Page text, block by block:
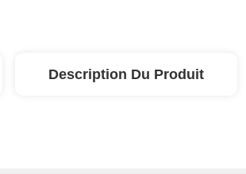
Description Du Produit